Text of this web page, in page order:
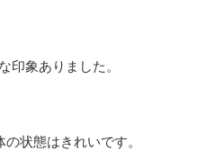
象ありました。
状態はきれいです。